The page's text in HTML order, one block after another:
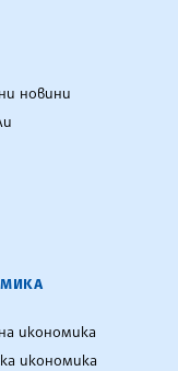
АГЕНЦИЯ
новини
икономика
икономика